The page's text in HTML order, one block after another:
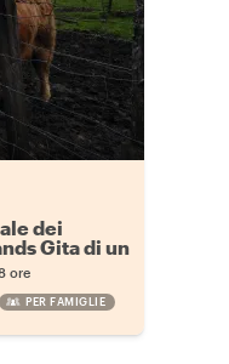
dei
Gita di un
ore
PER FAMIGLIE